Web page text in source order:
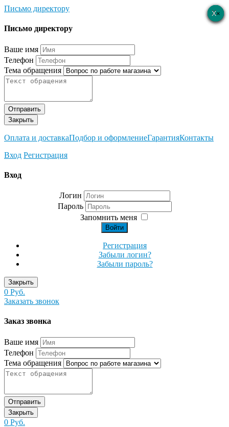
Письмо директору
×
Письмо директору
Ваше имя
Телефон
Тема обращения
Отправить
Закрыть
Оплата и доставкаПодбор и оформлениеГарантияКонтакты
Вход Регистрация
×
Вход
Логин
Пароль
Запомнить меня
Войти
Регистрация
Забыли логин?
Забыли пароль?
Закрыть
0 Руб.
Заказать звонок
×
Заказ звонка
Ваше имя
Телефон
Тема обращения
Отправить
Закрыть
0 Руб.
×
×